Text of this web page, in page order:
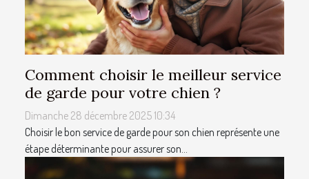
Comment choisir le meilleur service
de garde pour votre chien ?
Dimanche 28 décembre 2025 10:34
Choisir le bon service de garde pour son chien représente une
étape déterminante pour assurer son...